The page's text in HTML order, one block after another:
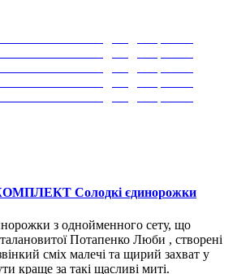
Солодкі єдинорожки
з однойменного сету, що
Потапенко Люби , створені
сміх малечі та щирий захват у
краще за такі щасливі миті.